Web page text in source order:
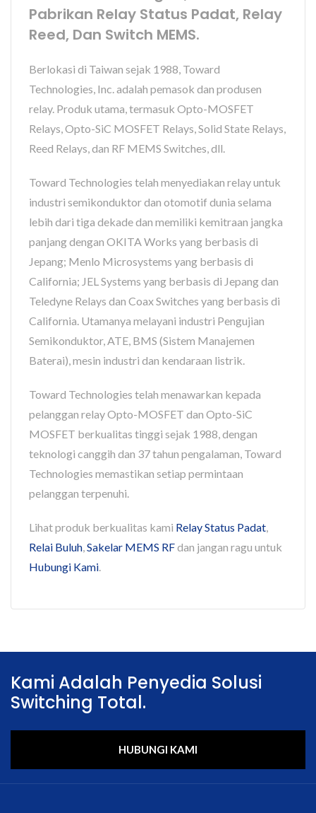
Pabrikan Relay Status Padat, Relay
Reed, Dan Switch MEMS.
Berlokasi di Taiwan sejak 1988, Toward
Technologies, Inc. adalah pemasok dan produsen
relay. Produk utama, termasuk Opto-MOSFET
Relays, Opto-SiC MOSFET Relays, Solid State Relays,
Reed Relays, dan RF MEMS Switches, dll.
Toward Technologies telah menyediakan relay untuk
industri semikonduktor dan otomotif dunia selama
lebih dari tiga dekade dan memiliki kemitraan jangka
panjang dengan OKITA Works yang berbasis di
Jepang; Menlo Microsystems yang berbasis di
California; JEL Systems yang berbasis di Jepang dan
Teledyne Relays dan Coax Switches yang berbasis di
California. Utamanya melayani industri Pengujian
Semikonduktor, ATE, BMS (Sistem Manajemen
Baterai), mesin industri dan kendaraan listrik.
Toward Technologies telah menawarkan kepada
pelanggan relay Opto-MOSFET dan Opto-SiC
MOSFET berkualitas tinggi sejak 1988, dengan
teknologi canggih dan 37 tahun pengalaman, Toward
Technologies memastikan setiap permintaan
pelanggan terpenuhi.
Lihat produk berkualitas kami Relay Status Padat,
Relai Buluh,Sakelar MEMS RFdan jangan ragu untuk
Hubungi Kami.
Kami Adalah Penyedia Solusi
Switching Total.
HUBUNGI KAMI